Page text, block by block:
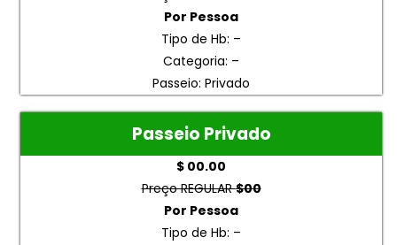
Por Pessoa
Tipo de Hb: –
Categoria: –
Passeio: Privado
Passeio Privado
$ 00.00
Preço REGULAR$00
Por Pessoa
Tipo de Hb: –